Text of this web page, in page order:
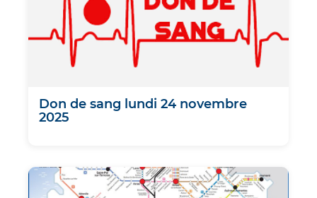
Don de sang lundi 24 novembre
2025